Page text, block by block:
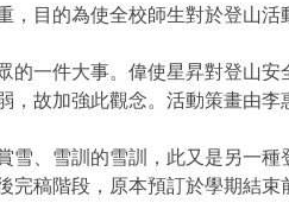
的為使全校師生對於登山活
件大事。偉使星昇對登山安
故加強此觀念。活動策畫由
雪訓的雪訓，此又是另一種
階段，原本預訂於學期結束